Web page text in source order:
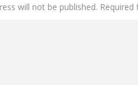
will not be published.